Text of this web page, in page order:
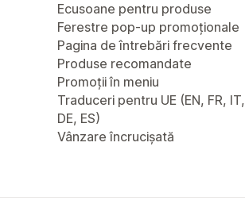
Ecusoane pentru produse
Ferestre pop-up promoționale
Pagina de întrebări frecvente
Produse recomandate
Promoții în meniu
Traduceri pentru UE (EN, FR, IT,
DE, ES)
Vânzare încrucișată